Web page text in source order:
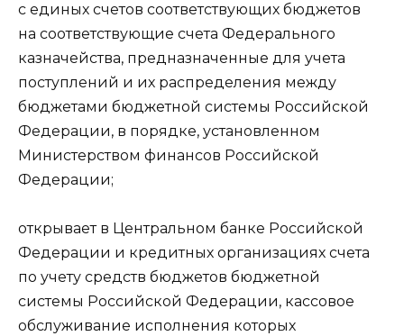
с единых счетов соответствующих бюджетов
на соответствующие счета Федерального
казначейства, предназначенные для учета
поступлений и их распределения между
бюджетами бюджетной системы Российской
Федерации, в порядке, установленном
Министерством финансов Российской
Федерации;
открывает в Центральном банке Российской
Федерации и кредитных организациях счета
по учету средств бюджетов бюджетной
системы Российской Федерации, кассовое
обслуживание исполнения которых